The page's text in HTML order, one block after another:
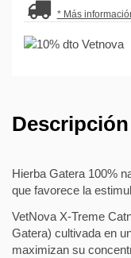
* Más
Descripción
Hierba Gatera 100%
que favorece la
VetNova X-Treme
Gatera) cultivada en
maximizan su